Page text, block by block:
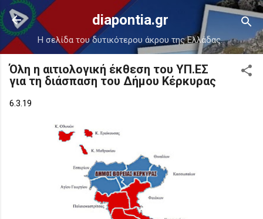
Μετάβαση στο κύριο περιεχόμενο
diapontia.gr
Η σελίδα του δυτικότερου άκρου της Ελλάδας.
Όλη η αιτιολογική έκθεση του ΥΠ.ΕΣ
για τη διάσπαση του Δήμου Κέρκυρας
6.3.19